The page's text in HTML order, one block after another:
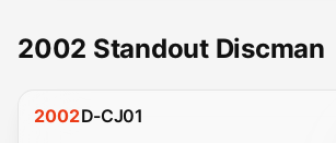
2002 Standout Discman
2002D-CJ01